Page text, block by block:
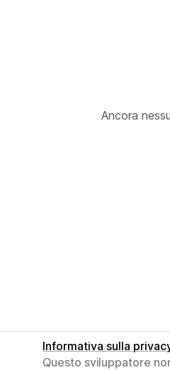
Ancora
Informativa sulla
Questo sviluppatore